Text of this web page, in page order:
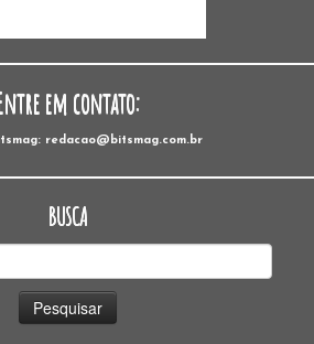
em contato:
redacao@bitsmag.com.br
BUSCA